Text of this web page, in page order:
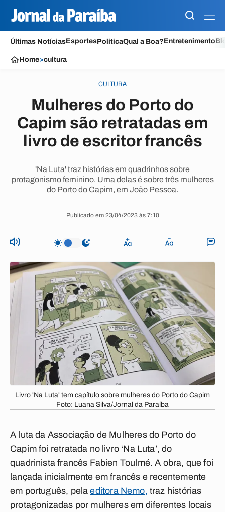
Últimas NotíciasEsportesPolíticaQual a Boa?Entretenimento
Home>cultura
CULTURA
Mulheres do Porto do
Capim são retratadas em
livro de escritor francês
'Na Luta' traz histórias em quadrinhos sobre
protagonismo feminino. Uma delas é sobre três mulheres
do Porto do Capim, em João Pessoa.
Publicado em 23/04/2023 às 7:10
Livro 'Na Luta' tem capítulo sobre mulheres do Porto do Capim
Foto: Luana Silva/Jornal da Paraíba
A luta da Associação de Mulheres do Porto do
Capim foi retratada no livro ‘Na Luta’, do
quadrinista francês Fabien Toulmé. A obra, que foi
lançada inicialmente em francês e recentemente
em português, pelaeditora Nemo, traz histórias
protagonizadas por mulheres em diferentes locais